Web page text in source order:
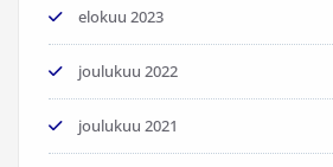
elokuu 2023
joulukuu 2022
joulukuu 2021